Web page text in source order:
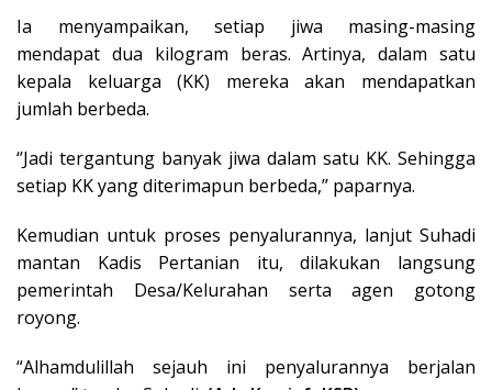
Ia menyampaikan, setiap jiwa masing-masing
mendapat dua kilogram beras. Artinya, dalam satu
kepala keluarga (KK) mereka akan mendapatkan
jumlah berbeda.
‘’Jadi tergantung banyak jiwa dalam satu KK. Sehingga
setiap KK yang diterimapun berbeda,’’ paparnya.
Kemudian untuk proses penyalurannya, lanjut Suhadi
mantan Kadis Pertanian itu, dilakukan langsung
pemerintah Desa/Kelurahan serta agen gotong
royong.
“Alhamdulillah sejauh ini penyalurannya berjalan